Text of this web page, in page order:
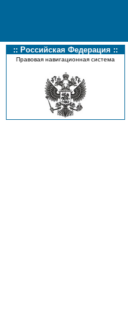
:: Российская Федерация ::
Правовая навигационная система